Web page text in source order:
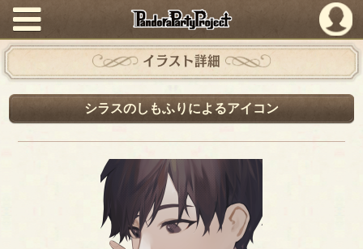
PandoraPartyProject
イラスト詳細
シラスのしもふりによるアイコン